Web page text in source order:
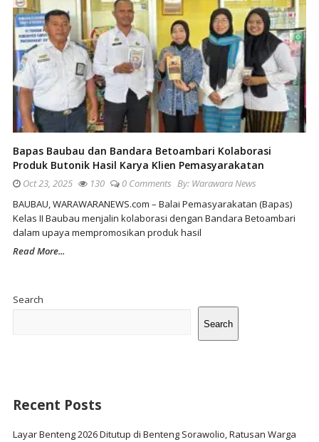
Bapas Baubau dan Bandara Betoambari Kolaborasi
Produk Butonik Hasil Karya Klien Pemasyarakatan
Oct 23, 2025 130 0 Comments By: Warawara News
BAUBAU, WARAWARANEWS.com – Balai Pemasyarakatan (Bapas)
Kelas II Baubau menjalin kolaborasi dengan Bandara Betoambari
dalam upaya mempromosikan produk hasil
Read More...
Search
Search
Recent Posts
Layar Benteng 2026 Ditutup di Benteng Sorawolio, Ratusan Warga